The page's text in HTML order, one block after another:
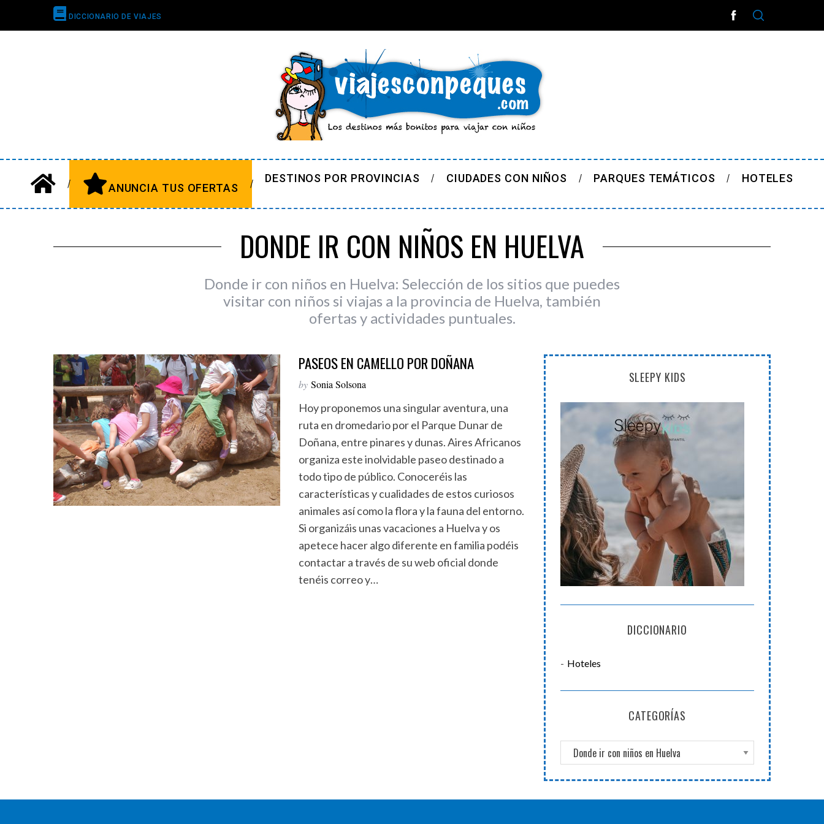
DICCIONARIO DE VIAJES
ANUNCIA TUS OFERTAS
DESTINOS POR PROVINCIAS CIUDADES CON NIÑOS PARQUES TEMÁTICOS HOTELES
DONDE IR CON NIÑOS EN HUELVA
Donde ir con niños en Huelva: Selección de los sitios que puedes
visitar con niños si viajas a la provincia de Huelva, también
ofertas y actividades puntuales.
PASEOS EN CAMELLO POR DOÑANA
by Sonia Solsona
Hoy proponemos una singular aventura, una
ruta en dromedario por el Parque Dunar de
Doñana, entre pinares y dunas. Aires Africanos
organiza este inolvidable paseo destinado a
todo tipo de público. Conoceréis las
características y cualidades de estos curiosos
animales así como la flora y la fauna del entorno.
Si organizáis unas vacaciones a Huelva y os
apetece hacer algo diferente en familia podéis
contactar a través de su web oficial donde
tenéis correo y…
SLEEPY KIDS
DICCIONARIO
Hoteles
CATEGORÍAS
a
t
e
S
e
a
r
c
h